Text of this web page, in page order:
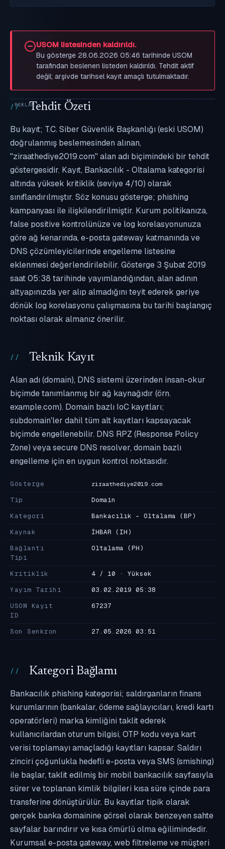
USOM listesinden kaldırıldı.
Bu gösterge 28.06.2026 05:46 tarihinde USOM
tarafından beslenen listeden kaldırıldı. Tehdit aktif
değil; arşivde tarihsel kayıt amaçlı tutulmaktadır.
Tehdit Özeti
Bu kayıt; T.C. Siber Güvenlik Başkanlığı (eski USOM)
doğrulanmış beslemesinden alınan,
"ziraathediye2019.com" alan adı biçimindeki bir tehdit
göstergesidir. Kayıt, Bankacılık - Oltalama kategorisi
altında yüksek kritiklik (seviye 4/10) olarak
sınıflandırılmıştır. Söz konusu gösterge; phishing
kampanyası ile ilişkilendirilmiştir. Kurum politikanıza,
false positive kontrolünüze ve log korelasyonunuza
göre ağ kenarında, e-posta gateway katmanında ve
DNS çözümleyicilerinde engelleme listesine
eklenmesi değerlendirilebilir. Gösterge 3 Şubat 2019
saat 05:38 tarihinde yayımlandığından, alan adının
altyapınızda yer alıp almadığını teyit ederek geriye
dönük log korelasyonu çalışmasına bu tarihi başlangıç
noktası olarak almanız önerilir.
Teknik Kayıt
Alan adı (domain), DNS sistemi üzerinden insan-okur
biçimde tanımlanmış bir ağ kaynağıdır (örn.
example.com). Domain bazlı IoC kayıtları;
subdomain'ler dahil tüm alt kayıtları kapsayacak
biçimde engellenebilir. DNS RPZ (Response Policy
Zone) veya secure DNS resolver, domain bazlı
engelleme için en uygun kontrol noktasıdır.
Gösterge ziraathediye2019.com
Tip
Domain
Kategori
Bankacılık - Oltalama (BP)
Kaynak
İHBAR (IH)
Bağlantı
Tipi
Oltalama (PH)
Kritiklik
4 / 10 · Yüksek
Yayım Tarihi
03.02.2019 05:38
USOM Kayıt
ID
67237
Son Senkron 27.05.2026 03:51
Kategori Bağlamı
Bankacılık phishing kategorisi; saldırganların finans
kurumlarının (bankalar, ödeme sağlayıcıları, kredi kartı
operatörleri) marka kimliğini taklit ederek
kullanıcılardan oturum bilgisi, OTP kodu veya kart
verisi toplamayı amaçladığı kayıtları kapsar. Saldırı
zinciri çoğunlukla hedefli e-posta veya SMS (smishing)
ile başlar, taklit edilmiş bir mobil bankacılık sayfasıyla
sürer ve toplanan kimlik bilgileri kısa süre içinde para
transferine dönüştürülür. Bu kayıtlar tipik olarak
gerçek banka domainine görsel olarak benzeyen sahte
sayfalar barındırır ve kısa ömürlü olma eğilimindedir.
Kurumsal e-posta gateway, web filtreleme ve müşteri